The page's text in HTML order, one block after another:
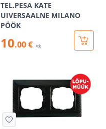
TEL.PESA KATE
UIVERSAALNE MILANO
PÖÖK
10.00 € /tk